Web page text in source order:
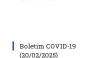
Boletim COVID-19
(20/02/2025)